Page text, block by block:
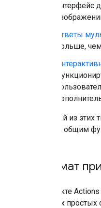
Ответы
дольше,
Каждый из этих
тем же общим
Формат
В проекте
до двух